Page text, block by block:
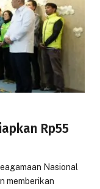
Rp55
Nasional
memberikan